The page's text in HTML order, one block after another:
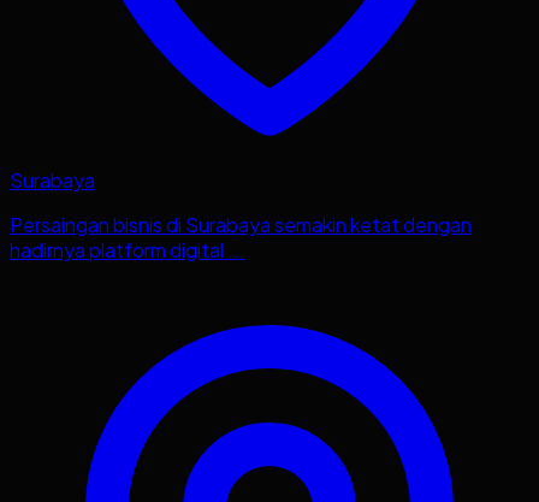
Surabaya
Persaingan bisnis di Surabaya semakin ketat dengan
hadirnya platform digital ...